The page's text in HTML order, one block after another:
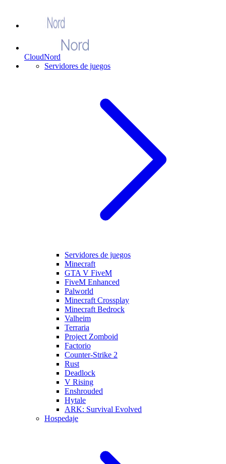
CloudNord
Servidores de juegos
Servidores de juegos
Minecraft
GTA V FiveM
FiveM Enhanced
Palworld
Minecraft Crossplay
Minecraft Bedrock
Valheim
Terraria
Project Zomboid
Factorio
Counter-Strike 2
Rust
Deadlock
V Rising
Enshrouded
Hytale
ARK: Survival Evolved
Hospedaje